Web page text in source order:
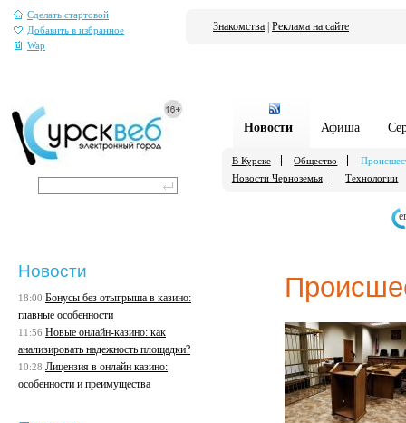
Сделать стартовой
Добавить в избранное
Wap
Знакомства Реклама на сайте
Новости Афиша
В Курске Общество
Новости Черноземья
Технологии
Новости
18:00 Бонусы без отыгрыша в казино:
главные особенности
11:56 Новые онлайн-казино: как
анализировать надежность площадки?
10:28 Лицензия в онлайн казино:
особенности и преимущества